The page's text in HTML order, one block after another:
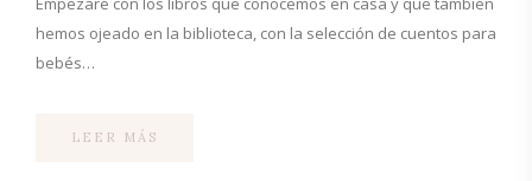
hemos ojeado en la biblioteca, con la selección de cuentos para
bebés…
LEER MÁS